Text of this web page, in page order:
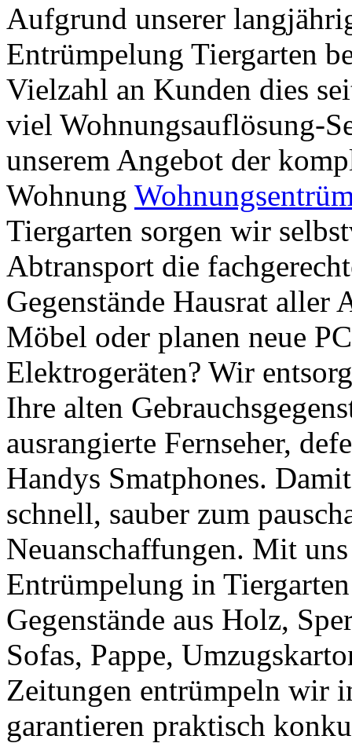
Aufgrund unserer
Entrümpelung Tiergarten
Vielzahl an Kunden dies
viel Wohnungsauflösung-
unserem Angebot der
Wohnung
Tiergarten sorgen wir
Abtransport die
Gegenstände Hausrat aller
Möbel oder planen neue
Elektrogeräten? Wir
Ihre alten
ausrangierte Fernseher,
Handys Smatphones.
schnell, sauber zum
Neuanschaffungen. Mit
Entrümpelung in
Gegenstände aus Holz,
Sofas, Pappe,
Zeitungen entrümpeln wir
garantieren praktisch